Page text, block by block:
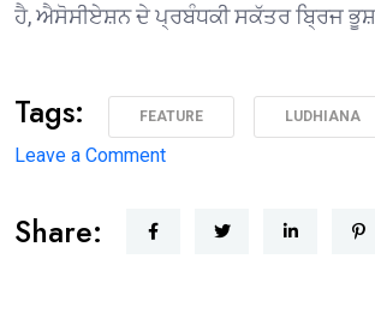
ਹੈ, ਐਸੋਸੀਏਸ਼ਨ ਦੇ ਪ੍ਰਬੰਧਕੀ ਸਕੱਤਰ ਬ੍ਰਿਜ
Tags: FEATURE LUDHIANA
Leave a Commenton
Share: